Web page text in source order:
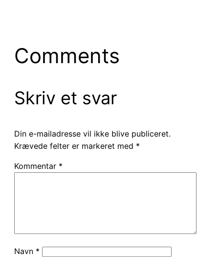
Comments
Skriv et svar
Din e-mailadresse vil ikke blive publiceret.
Krævede felter er markeret med *
Kommentar *
Navn *